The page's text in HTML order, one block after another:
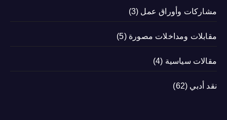
مشاركات وأوراق عمل (3)
مقابلات ومداخلات مصورة (5)
مقالات سياسية (4)
نقد أدبي (62)